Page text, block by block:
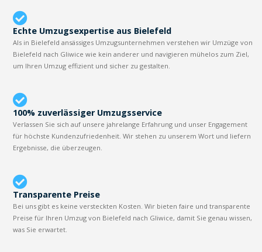
Echte Umzugsexpertise aus Bielefeld
Als in Bielefeld ansässiges Umzugsunternehmen verstehen wir Umzüge von
Bielefeld nach Gliwice wie kein anderer und navigieren mühelos zum Ziel,
um Ihren Umzug effizient und sicher zu gestalten.
100% zuverlässiger Umzugsservice
Verlassen Sie sich auf unsere jahrelange Erfahrung und unser Engagement
für höchste Kundenzufriedenheit. Wir stehen zu unserem Wort und liefern
Ergebnisse, die überzeugen.
Transparente Preise
Bei uns gibt es keine versteckten Kosten. Wir bieten faire und transparente
Preise für Ihren Umzug von Bielefeld nach Gliwice, damit Sie genau wissen,
was Sie erwartet.